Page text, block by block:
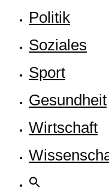
Poli­tik
Sozia­les
Sport
Gesund­heit
Wirt­schaft